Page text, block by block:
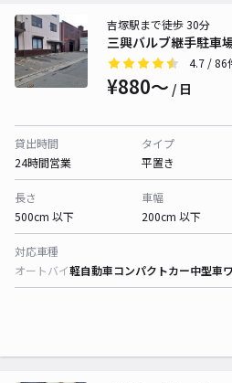
三興バルブ継手駐車
吉塚駅まで徒歩 30分
4.7 / 86
¥880〜 / 日
貸出時間
24時間営業
タイプ
平置き
長さ
500cm 以下
車幅
200cm 以下
対応車種
オートバイ軽自動車コンパクトカー中型車